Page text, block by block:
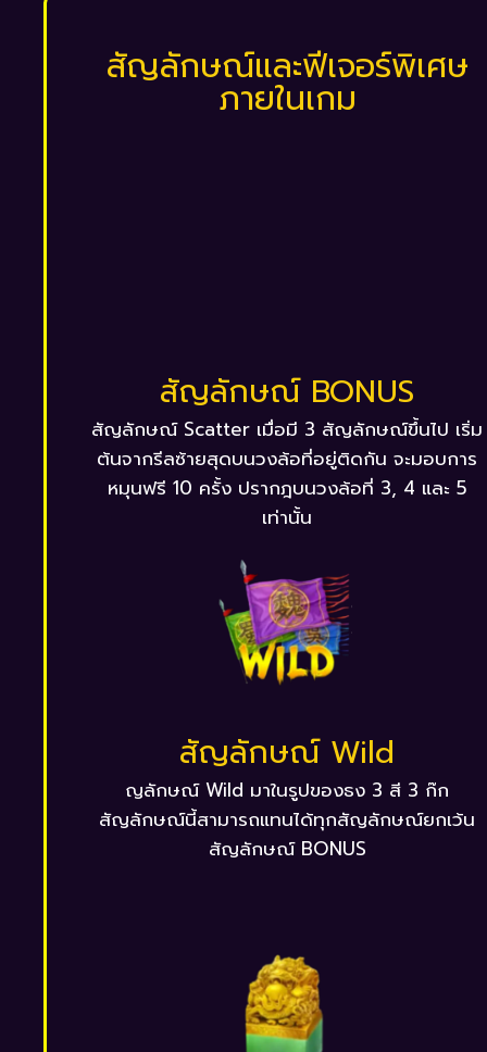
สัญลักษณ์และฟีเจอร์พิเศษ
ภายในเกม
สัญลักษณ์ BONUS
สัญลักษณ์ Scatter เมื่อมี 3 สัญลักษณ์ขึ้นไป เริ่ม
ต้นจากรีลซ้ายสุดบนวงล้อที่อยู่ติดกัน จะมอบการ
หมุนฟรี 10 ครั้ง ปรากฎบนวงล้อที่ 3, 4 และ 5
เท่านั้น
สัญลักษณ์ Wild
ญลักษณ์ Wild มาในรูปของธง 3 สี 3 ก๊ก
สัญลักษณ์นี้สามารถแทนได้ทุกสัญลักษณ์ยกเว้น
สัญลักษณ์ BONUS